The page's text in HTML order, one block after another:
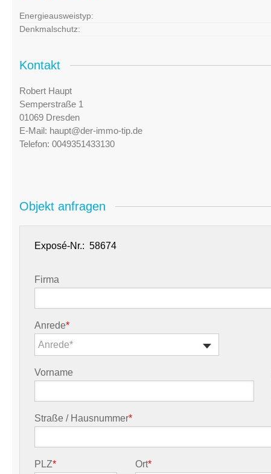
Energieausweistyp:
Denkmalschutz:
Kontakt
Robert Haupt
Semperstraße 1
01069 Dresden
E-Mail: haupt@der-immo-tip.de
Telefon: 0049351433130
Objekt anfragen
Exposé-Nr.:
Firma
Anrede*
Anrede*
Vorname
Straße / Hausnummer*
PLZ* Ort*